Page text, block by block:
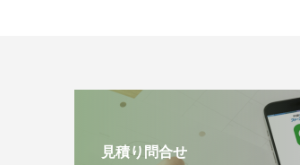
見積り問合せ